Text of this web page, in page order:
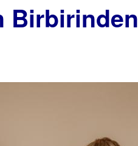
Birbirinden